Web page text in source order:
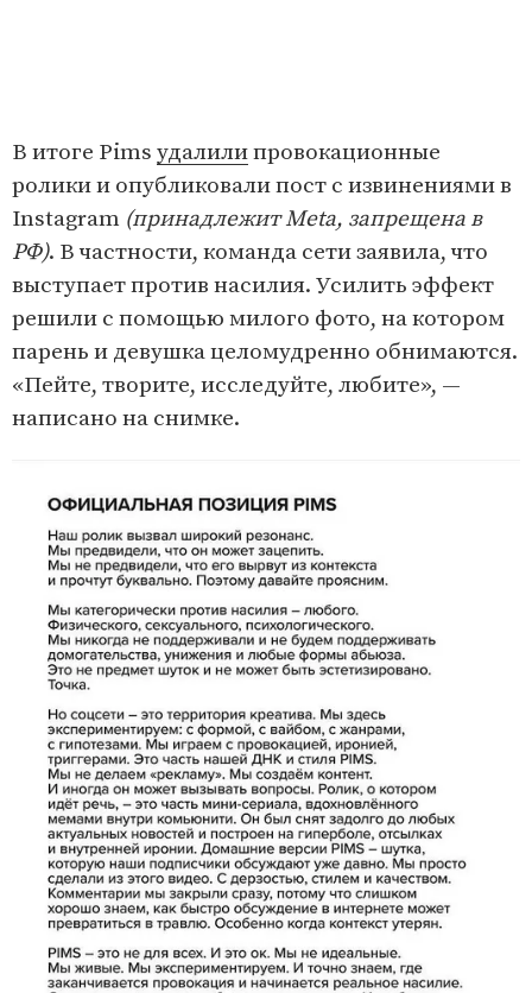
В итоге Pims удалилипровокационные
ролики и опубликовали пост с извинениями в
Instagram (принадлежит Meta, запрещена в
РФ). В частности, команда сети заявила, что
выступает против насилия. Усилить эффект
решили с помощью милого фото, на котором
парень и девушка целомудренно обнимаются.
«Пейте, творите, исследуйте, любите», —
написано на снимке.